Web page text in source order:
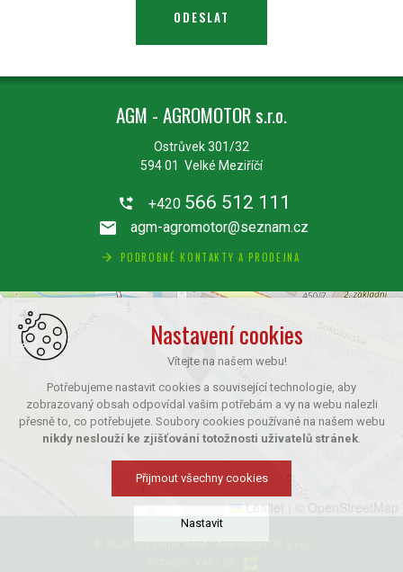
AGM - AGROMOTOR s.r.o.
Ostrůvek 301/32
594 01 Velké Meziříčí
+420 566 512 111
agm-agromotor@seznam.cz
PODROBNÉ KONTAKTY A PRODEJNA
+
−
© 2026 Copyright AGM - AGROMOTOR s.r.o.
Nastavení cookies
Vítejte na našem webu!
Potřebujeme nastavit cookies a související technologie, aby
zobrazovaný obsah odpovídal vašim potřebám a vy na webu nalezli
přesně to, co potřebujete. Soubory cookies používané na našem webu
nikdy neslouží ke zjišťování totožnosti uživatelů stránek.
Přijmout všechny cookies
Nastavit